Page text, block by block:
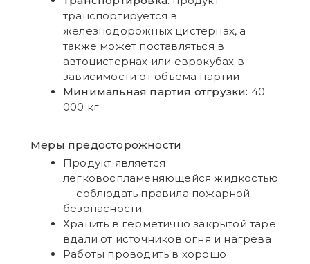
транспортируется в
железнодорожных цистернах, а
также может поставляться в
автоцистернах или еврокубах в
зависимости от объема партии
Минимальная партия отгрузки: 40
000 кг
Меры предосторожности
Продукт является
легковоспламеняющейся жидкостью
— соблюдать правила пожарной
безопасности
Хранить в герметично закрытой таре
вдали от источников огня и нагрева
Работы проводить в хорошо